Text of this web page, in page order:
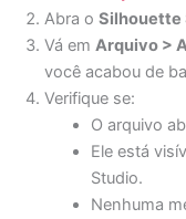
Abra o Silhouette
Vá em Arquivo >
você acabou de
Verifique se:
O arquivo
Ele está
Studio.
Nenhuma